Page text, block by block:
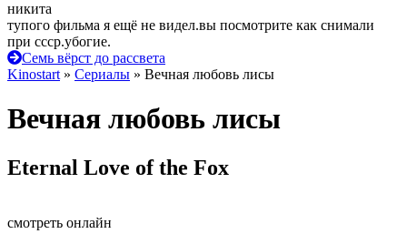
никита
тупого фильма я ещё не видел.вы посмотрите как снимали
при ссср.убогие.
Семь вёрст до рассвета
Kinostart » Сериалы » Вечная любовь лисы
Вечная любовь лисы
Eternal Love of the Fox
смотреть онлайн